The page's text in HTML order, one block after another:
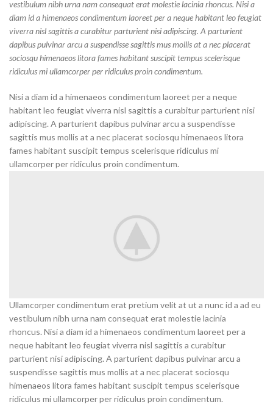
vestibulum nibh urna nam consequat erat molestie lacinia rhoncus. Nisi a
diam id a himenaeos condimentum laoreet per a neque habitant leo feugiat
viverra nisl sagittis a curabitur parturient nisi adipiscing. A parturient
dapibus pulvinar arcu a suspendisse sagittis mus mollis at a nec placerat
sociosqu himenaeos litora fames habitant suscipit tempus scelerisque
ridiculus mi ullamcorper per ridiculus proin condimentum.
Nisi a diam id a himenaeos condimentum laoreet per a neque
habitant leo feugiat viverra nisl sagittis a curabitur parturient nisi
adipiscing. A parturient dapibus pulvinar arcu a suspendisse
sagittis mus mollis at a nec placerat sociosqu himenaeos litora
fames habitant suscipit tempus scelerisque ridiculus mi
ullamcorper per ridiculus proin condimentum.
Ullamcorper condimentum erat pretium velit at ut a nunc id a ad eu
vestibulum nibh urna nam consequat erat molestie lacinia
rhoncus. Nisi a diam id a himenaeos condimentum laoreet per a
neque habitant leo feugiat viverra nisl sagittis a curabitur
parturient nisi adipiscing. A parturient dapibus pulvinar arcu a
suspendisse sagittis mus mollis at a nec placerat sociosqu
himenaeos litora fames habitant suscipit tempus scelerisque
ridiculus mi ullamcorper per ridiculus proin condimentum.